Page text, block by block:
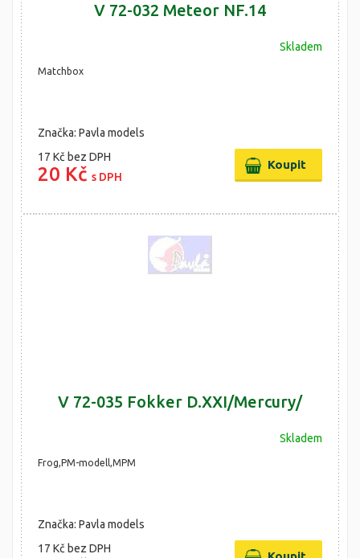
V 72-032 Meteor NF.14
Skladem
Matchbox
Značka: Pavla models
17 Kč bez DPH
20 Kč s DPH
V 72-035 Fokker D.XXI/Mercury/
Skladem
Frog,PM-modell,MPM
Značka: Pavla models
17 Kč bez DPH